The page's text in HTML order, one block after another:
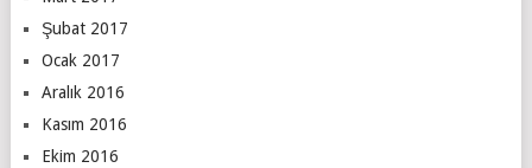
Şubat 2017
Ocak 2017
Aralık 2016
Kasım 2016
Ekim 2016